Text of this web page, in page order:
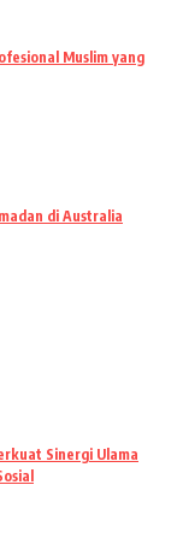
Muslim yang
di Australia
Sinergi Ulama